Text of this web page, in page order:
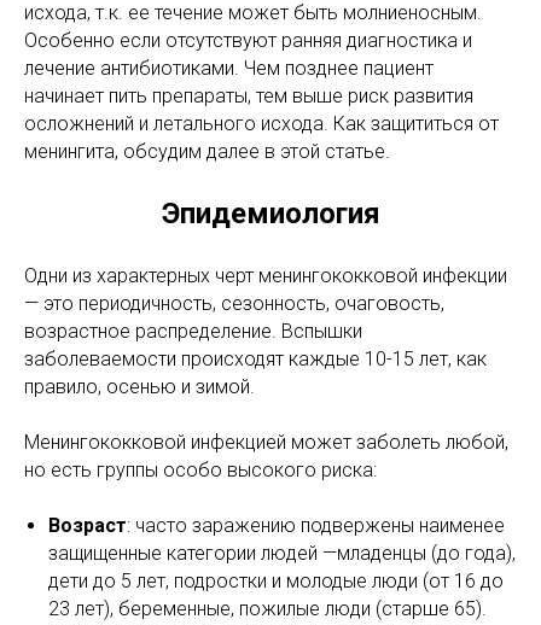
исхода, т.к. ее течение может быть молниеносным.
Особенно если отсутствуют ранняя диагностика и
лечение антибиотиками. Чем позднее пациент
начинает пить препараты, тем выше риск развития
осложнений и летального исхода. Как защититься от
менингита, обсудим далее в этой статье.
Эпидемиология
Одни из характерных черт менингококковой инфекции
— это периодичность, сезонность, очаговость,
возрастное распределение. Вспышки
заболеваемости происходят каждые 10-15 лет, как
правило, осенью и зимой.
Менингококковой инфекцией может заболеть любой,
но есть группы особо высокого риска:
Возраст: часто заражению подвержены наименее
защищенные категории людей —младенцы (до года),
дети до 5 лет, подростки и молодые люди (от 16 до
23 лет), беременные, пожилые люди (старше 65).